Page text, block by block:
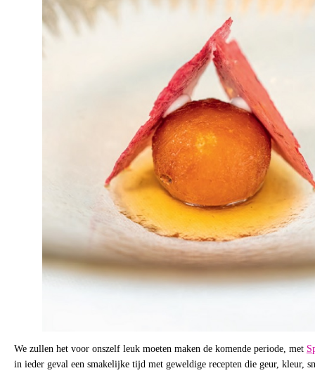
We zullen het voor onszelf leuk moeten maken de komende periode, met
in ieder geval een smakelijke tijd met geweldige recepten die geur, kleur,